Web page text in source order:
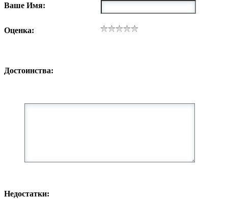
Ваше Имя:
Оценка:
Достоинства:
Недостатки: